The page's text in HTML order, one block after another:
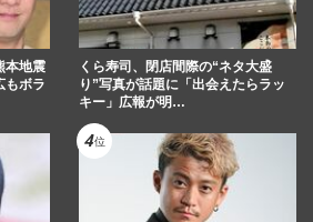
本地震
もボラ
くら寿司、閉店間際の“ネタ大盛
り”写真が話題に「出会えたらラッ
キー」広報が明…